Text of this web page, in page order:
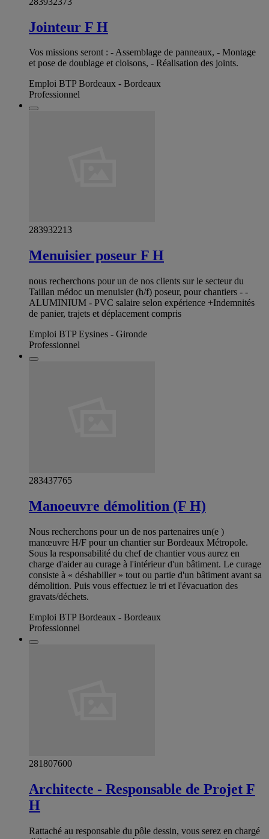
Jointeur F H
Vos missions seront : - Assemblage de panneaux, - Montage
et pose de doublage et cloisons, - Réalisation des joints.
Emploi BTP Bordeaux - Bordeaux
Professionnel
283932213
Menuisier poseur F H
nous recherchons pour un de nos clients sur le secteur du
Taillan médoc un menuisier (h/f) poseur, pour chantiers - -
ALUMINIUM - PVC salaire selon expérience +Indemnités
de panier, trajets et déplacement compris
Emploi BTP Eysines - Gironde
Professionnel
283437765
Manoeuvre démolition (F H)
Nous recherchons pour un de nos partenaires un(e )
manœuvre H/F pour un chantier sur Bordeaux Métropole.
Sous la responsabilité du chef de chantier vous aurez en
charge d'aider au curage à l'intérieur d'un bâtiment. Le curage
consiste à « déshabiller » tout ou partie d'un bâtiment avant sa
démolition. Puis vous effectuez le tri et l'évacuation des
gravats/déchets.
Emploi BTP Bordeaux - Bordeaux
Professionnel
281807600
Architecte - Responsable de Projet F
H
Rattaché au responsable du pôle dessin, vous serez en chargé